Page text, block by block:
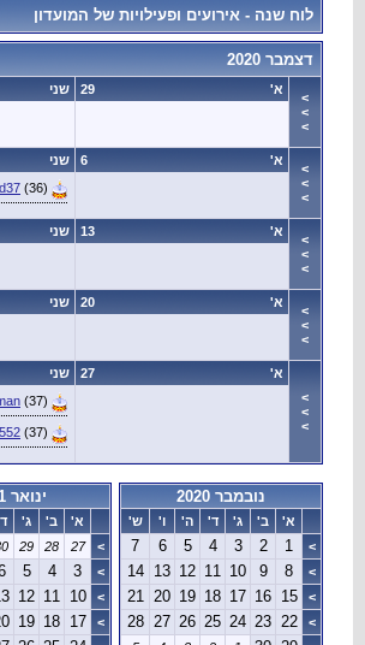
לוח שנה - אירועים ופעילויות של המועדון
דצמבר 2020
>
>
>
29 א' שני
>
>
>
6 א'
שני
(36)
>
>
>
13 א' שני
>
>
>
20 א' שני
>
>
>
27 א'
שני
(37)
(37)
נובמבר 2020
א' ב' ג' ד' ה' ו'
ש'
>
1
2
3
4
5
6
7
>
8
9
10
11
12
13
14
>
15
16
17
18
19
20
21
>
22
23
24
25
26
27
28
ינואר 2021
א' ב' ג'
>
27
28
29
>
3
4
5
>
10
11
12
>
17
18
19